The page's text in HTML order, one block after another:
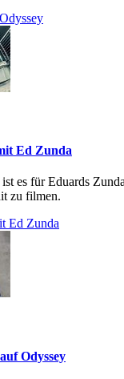
Ed Zunda
es für Eduards
zu filmen.
Ed Zunda
Odyssey